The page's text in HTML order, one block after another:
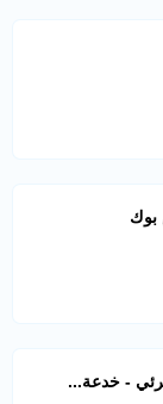
بوك
- خدعة...